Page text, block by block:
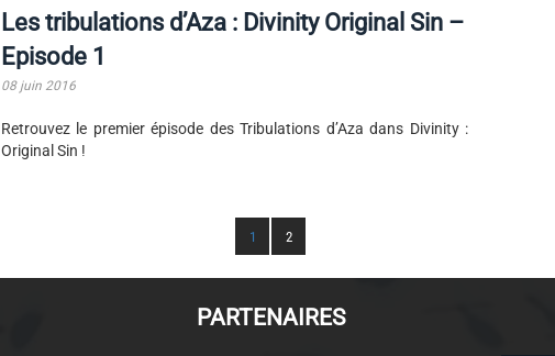
Les tribulations d’Aza : Divinity Original Sin –
Episode 1
08 juin 2016
Retrouvez le premier épisode des Tribulations d’Aza dans Divinity :
Original Sin !
1 2
PARTENAIRES